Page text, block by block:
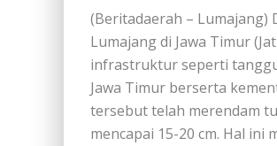
(Beritadaerah – Lumajang)
Lumajang di Jawa Timur
infrastruktur seperti
Jawa Timur berserta
tersebut telah merendam
mencapai 15-20 cm. Hal